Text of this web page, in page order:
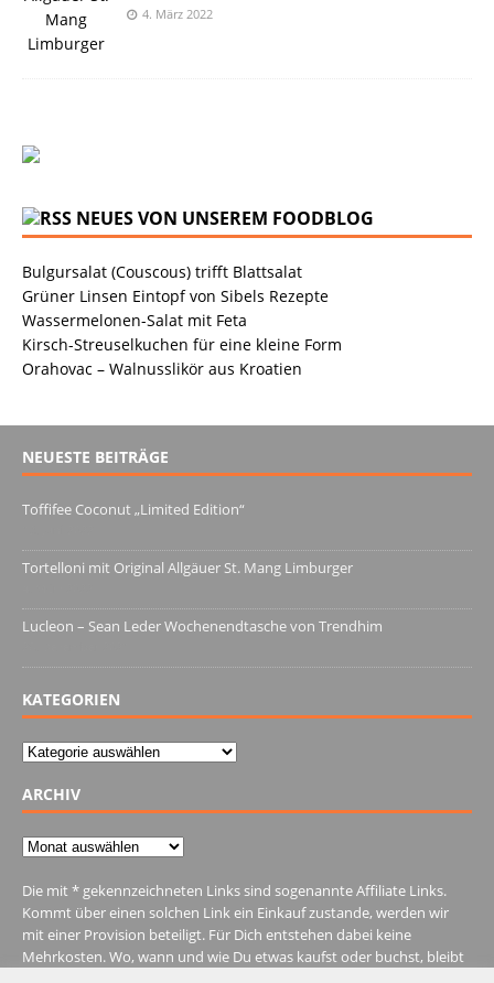
4. März 2022
NEUES VON UNSEREM FOODBLOG
Bulgursalat (Couscous) trifft Blattsalat
Grüner Linsen Eintopf von Sibels Rezepte
Wassermelonen-Salat mit Feta
Kirsch-Streuselkuchen für eine kleine Form
Orahovac – Walnusslikör aus Kroatien
NEUESTE BEITRÄGE
Toffifee Coconut „Limited Edition“
Tortelloni mit Original Allgäuer St. Mang Limburger
Lucleon – Sean Leder Wochenendtasche von Trendhim
KATEGORIEN
Kategorien
ARCHIV
Archiv
Die mit * gekennzeichneten Links sind sogenannte Affiliate Links.
Kommt über einen solchen Link ein Einkauf zustande, werden wir
mit einer Provision beteiligt. Für Dich entstehen dabei keine
Mehrkosten. Wo, wann und wie Du etwas kaufst oder buchst, bleibt